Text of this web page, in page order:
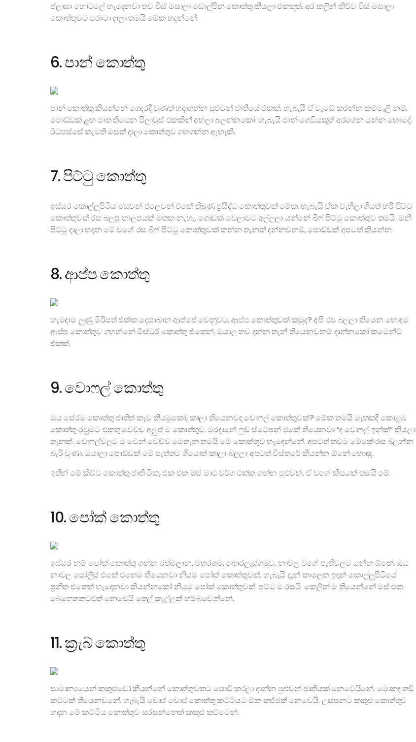
ප්ලාසා හෝටලේ හැදෙනවා තව චීස් මසාලා ඩොල්පින් කොත්තු කියලා එකකුත්. අර කලින් කිව්ව චීස් මසාලා
කොත්තුවට පරාටා දාලා තමයි මේක හදන්නේ.
6. පාන් කොත්තු
පාන් කොත්තු කියන්නේ ගෙදරදී වුණත් හදාගන්න පුළුවන් ජාතියේ එකක්. හැබැයි ඒ වැඩේ කරන්න කම්මැලි නම්,
පොඩ්ඩක් ළඟ පාත තියෙන පිලාවුස් එකකින් අහලා බලන්නකෝ. හැබැයි පාන් ගෙඩියකුත් අරගෙන යන්න හොඳේ.
ඊටපස්සේ කැමති මසක් දාලා කොත්තුව ගහගන්න ඇහැකි.
7. පිට්ටු කොත්තු
ඉස්සර කොල්ලුපිටිය සෙවන් එලෙවන් එකේ තිබුණු ප්‍රසිද්ධ කොත්තුවක් මේක. හැබැයි ඒක වැහිලා ගියත් හරි පිට්ටු
කොත්තුවක් රස බලපු කාලපයක් මතක නැහැ. ගොඩක් වෙලාවට අල්ලලා යන්නේ බීෆ් පිට්ටු කොත්තුව තමයි. මනි
පිට්ටු දාලා හදන මේ වගේ රස බීෆ් පිට්ටු කොත්තුවක් කන්න තැනක් දන්නවනම්, පොඩ්ඩක් අපටත් කියන්න.
8. ආප්ප කොත්තු
හැමදාම ලුණු මිරිසත් එක්ක දෙසාබාන ආප්පේ වෙනුවට, ආප්ප කොත්තුවක් කමුද? අපි රස බලලා තියෙන හොඳම
ආප්ප කොත්තුව ගහන්නේ මිස්ටර් කොත්තු එකෙන්. ඔයාල තව දන්න තැන් තියෙනවනම් දාන්නකෝ කමෙන්ට්
එකක්.
9. වොෆල් කොත්තු
ඔය සේරම කොත්තු ජාතිත් කෑව කියමුකෝ, කාලා තියෙනවද වොෆල් කොත්තුවක්? මේක තමයි මෑතකදී කොළඹ
කොත්තු රවුමට එකතු වෙච්ච අලුත් ම කොත්තුව. මරදානේ ෆුඩ් ස්ටේෂන් එකේ තියෙනවා “ද වොෆල් ඉන්ක්” කියලා
තැනක්. වොෆල්වලට ම වෙන් වෙච්ච මෙතැන තමයි මේ කොත්තුව හැදෙන්නේ. අපටත් තවම මේකේ රස බලන්න
බැරි වුණා. ඔයාලා පොඩ්ඩක් මේ පැත්තට ගියොත් කාලා බලලා අපටත් විස්තරේ කියන්න ඕනේ හොඳද.
ඉතින් මේ කිව්ව කොත්තු ජාති ටික, එක එක මස් මාළු වර්ග එක්ක ගන්න පුළුවන්. ඒ වගේ කීපයක් තමයි මේ.
10. පෝක් කොත්තු
ඉස්සර නම් පෝක් කොත්තු ගන්න රත්මලාන, මහරගම, බොරලැස්ගමුව, නාවල වගේ පැතිවලට යන්න ඕනේ. ඔය
නාවල සෝලිස් එකේ එහෙම තියෙනවා නියම පෝක් කොත්තුවක්. හැබැයි දැන් කාලෙක ඉඳන් කොල්ලුපිටියේ
ප්‍රනීත එකෙත් හැදෙනවා කියන්නකෝ නියම පෝක් කොත්තුවක්. පට්ට ම රසයි. කෙලින් ම තියෙන්නේ මස් එක.
බෙහෙතකටවත් නෙවෙයි තෙල් කෑල්ලක් හම්බවෙන්නේ.
11. ක්‍රැබ් කොත්තු
සාමාන්‍යයෙන් කකුළුවෝ කියන්නේ කොත්තුවකට පොඩි කරලා දාන්න පුළුවන් ජාතියක් නෙවෙයිනේ. මොකද තඩි
කට්ටක් තියෙනවනේ. හැබැයි චොප් චොප් කොත්තු කට්ටියට ඕක කජ්ජක් නෙවෙයි. ලස්සනට කකුළු කොත්තුව
හදන මේ කට්ටිය කොත්තුව සරසන්නෙත් කකුළු කට්ටෙන්.